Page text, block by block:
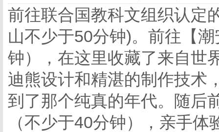
前往联合国教科文组织认定
山不少于50分钟)。前往【
钟），在这里收藏了来自世
迪熊设计和精湛的制作技术
到了那个纯真的年代。随后
（不少于40分钟），亲手